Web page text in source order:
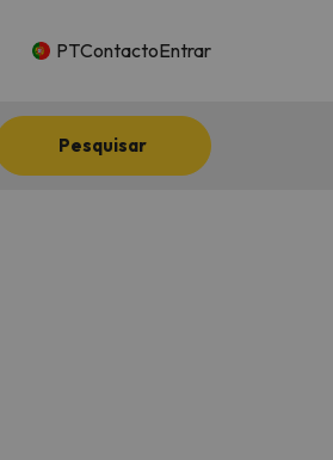
PTContactoEntrar
Pesquisar